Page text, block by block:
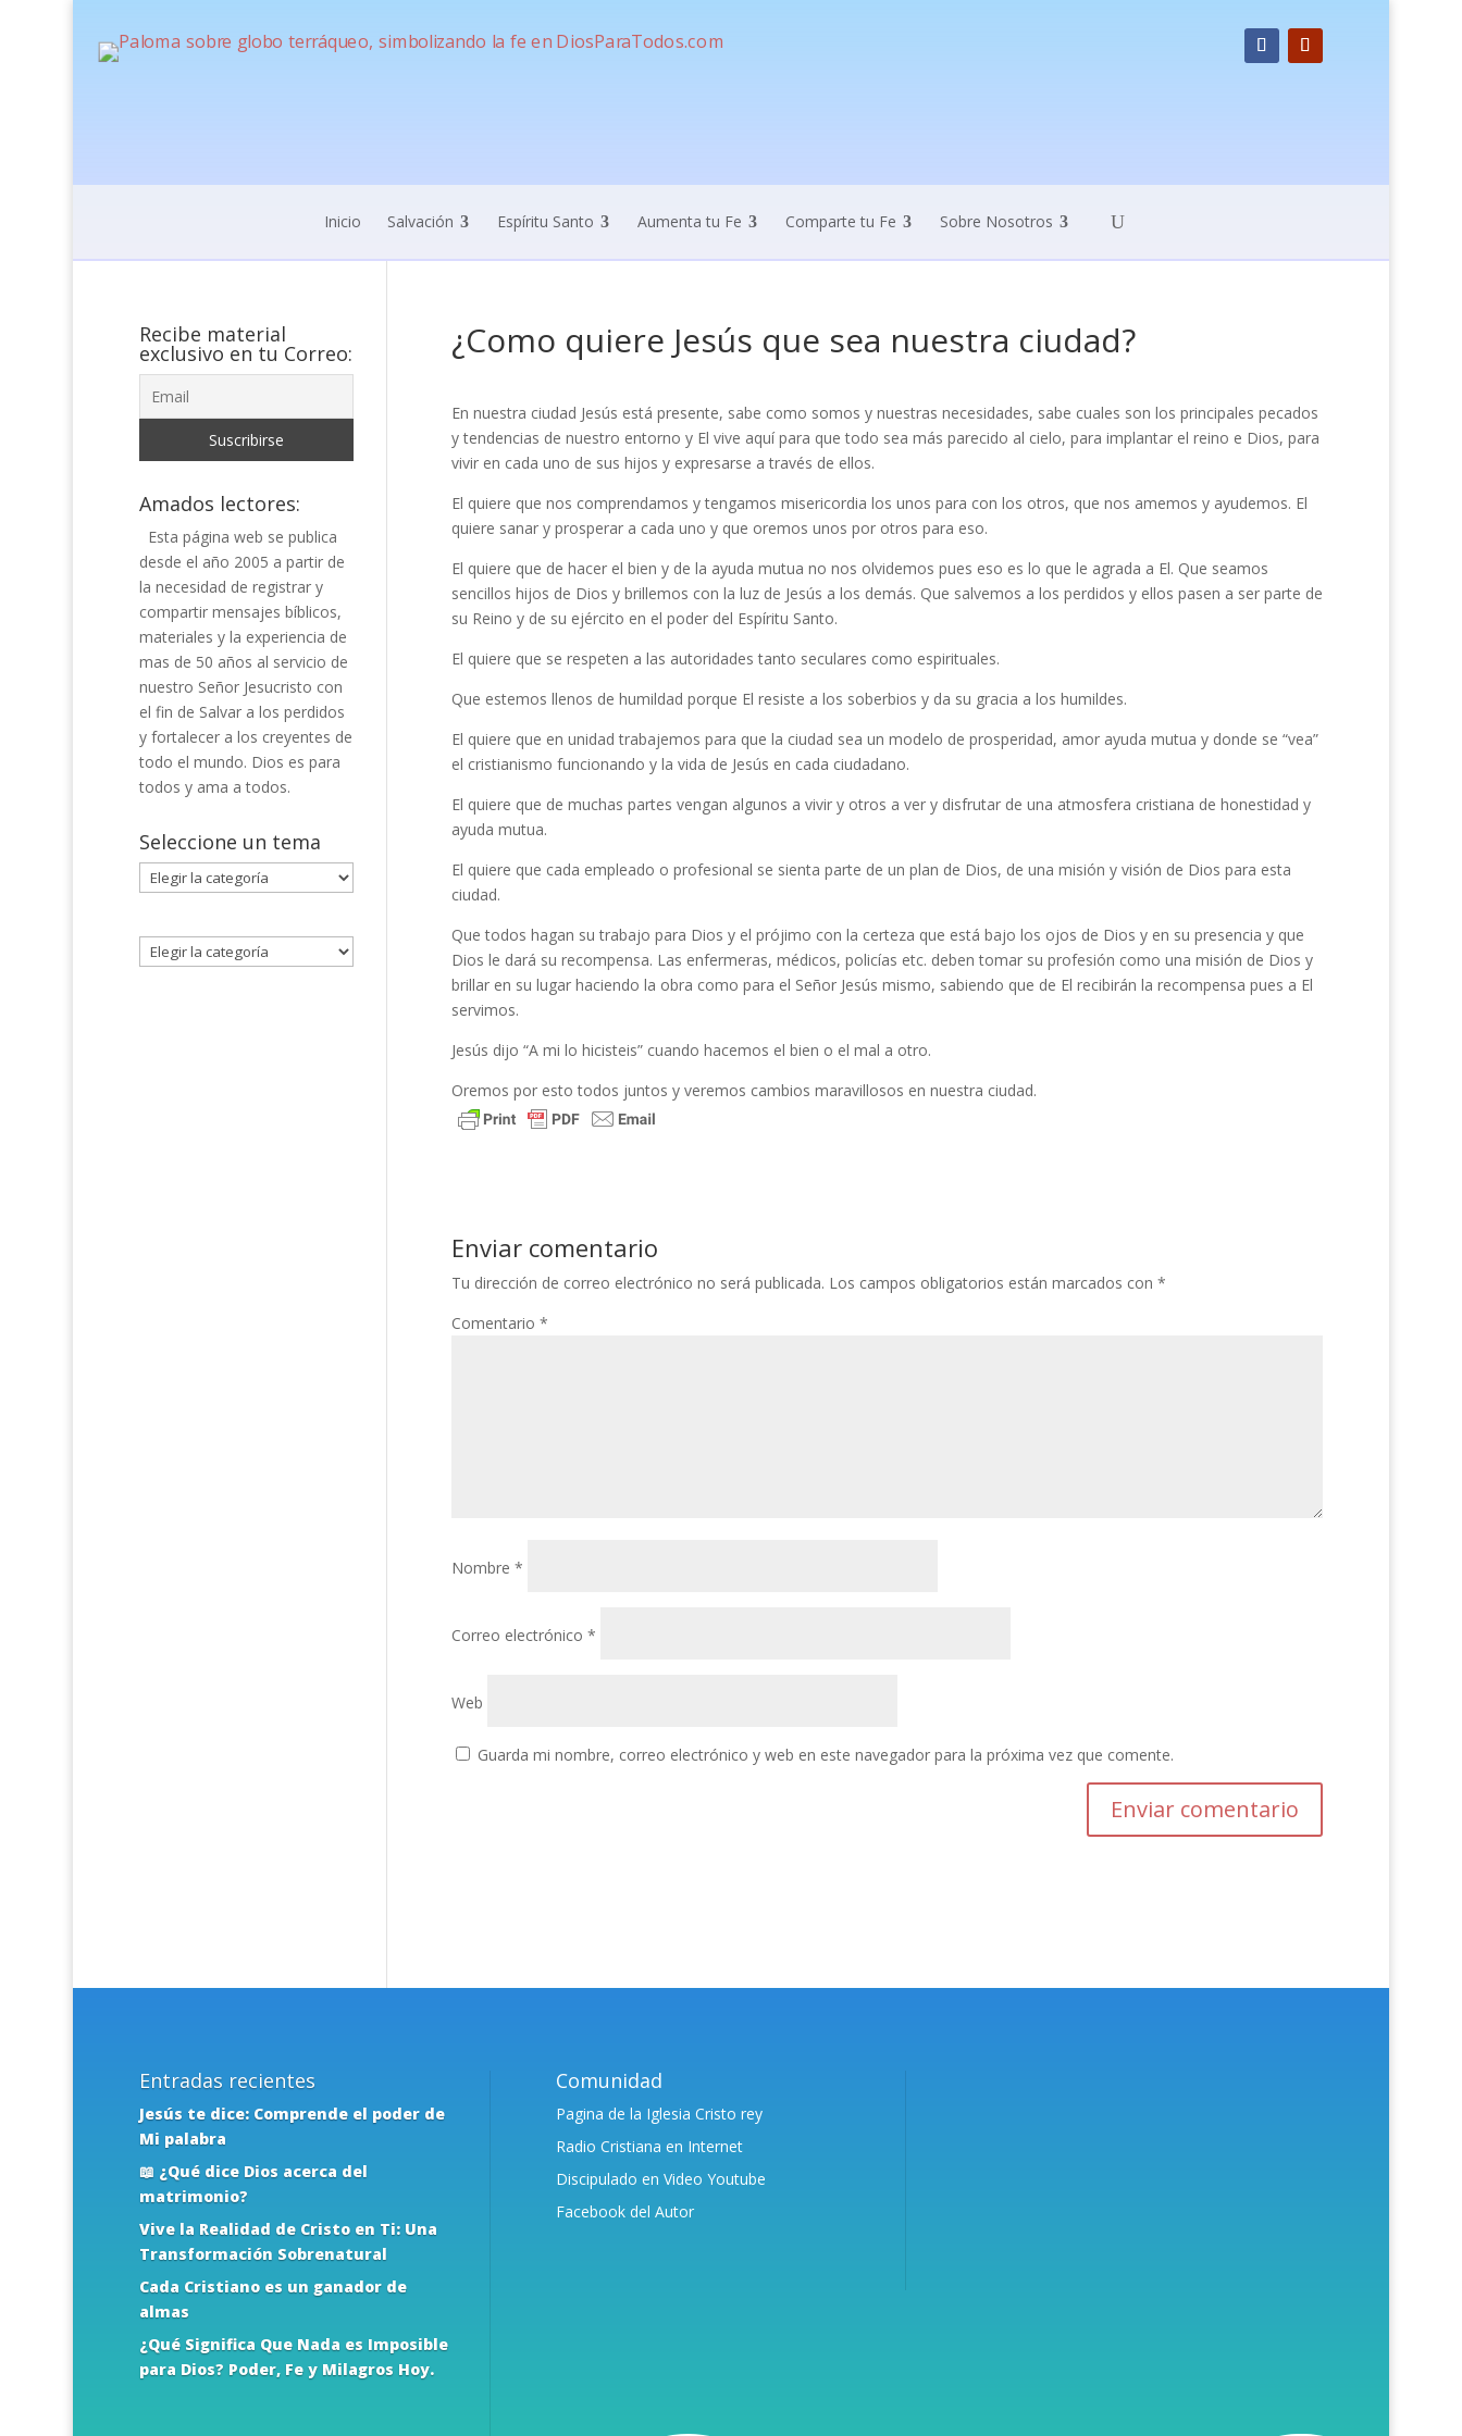
Inicio Salvación Espíritu Santo Aumenta tu Fe Comparte tu Fe Sobre Nosotros
¿Como quiere Jesús que sea nuestra ciudad?
En nuestra ciudad Jesús está presente, sabe como somos y nuestras necesidades, sabe cuales son los principales pecados
y tendencias de nuestro entorno y El vive aquí para que todo sea más parecido al cielo, para implantar el reino e Dios, para
vivir en cada uno de sus hijos y expresarse a través de ellos.
El quiere que nos comprendamos y tengamos misericordia los unos para con los otros, que nos amemos y ayudemos. El
quiere sanar y prosperar a cada uno y que oremos unos por otros para eso.
El quiere que de hacer el bien y de la ayuda mutua no nos olvidemos pues eso es lo que le agrada a El. Que seamos
sencillos hijos de Dios y brillemos con la luz de Jesús a los demás. Que salvemos a los perdidos y ellos pasen a ser parte de
su Reino y de su ejército en el poder del Espíritu Santo.
El quiere que se respeten a las autoridades tanto seculares como espirituales.
Que estemos llenos de humildad porque El resiste a los soberbios y da su gracia a los humildes.
El quiere que en unidad trabajemos para que la ciudad sea un modelo de prosperidad, amor ayuda mutua y donde se “vea”
el cristianismo funcionando y la vida de Jesús en cada ciudadano.
El quiere que de muchas partes vengan algunos a vivir y otros a ver y disfrutar de una atmosfera cristiana de honestidad y
ayuda mutua.
El quiere que cada empleado o profesional se sienta parte de un plan de Dios, de una misión y visión de Dios para esta
ciudad.
Que todos hagan su trabajo para Dios y el prójimo con la certeza que está bajo los ojos de Dios y en su presencia y que
Dios le dará su recompensa. Las enfermeras, médicos, policías etc. deben tomar su profesión como una misión de Dios y
brillar en su lugar haciendo la obra como para el Señor Jesús mismo, sabiendo que de El recibirán la recompensa pues a El
servimos.
Jesús dijo “A mi lo hicisteis” cuando hacemos el bien o el mal a otro.
Oremos por esto todos juntos y veremos cambios maravillosos en nuestra ciudad.
Enviar comentario
Tu dirección de correo electrónico no será publicada. Los campos obligatorios están marcados con *
Comentario *
Nombre *
Correo electrónico *
Web
Guarda mi nombre, correo electrónico y web en este navegador para la próxima vez que comente.
Recibe material
exclusivo en tu Correo:
Amados lectores:
Esta página web se publica
desde el año 2005 a partir de
la necesidad de registrar y
compartir mensajes bíblicos,
materiales y la experiencia de
mas de 50 años al servicio de
nuestro Señor Jesucristo con
el fin de Salvar a los perdidos
y fortalecer a los creyentes de
todo el mundo. Dios es para
todos y ama a todos.
Seleccione un tema
Seleccione
un
Entradas recientes
Jesús te dice: Comprende el poder de
Mi palabra
📖 ¿Qué dice Dios acerca del
matrimonio?
Vive la Realidad de Cristo en Ti: Una
Transformación Sobrenatural
Cada Cristiano es un ganador de
almas
¿Qué Significa Que Nada es Imposible
para Dios? Poder, Fe y Milagros Hoy.
Comunidad
Pagina de la Iglesia Cristo rey
Radio Cristiana en Internet
Discipulado en Video Youtube
Facebook del Autor